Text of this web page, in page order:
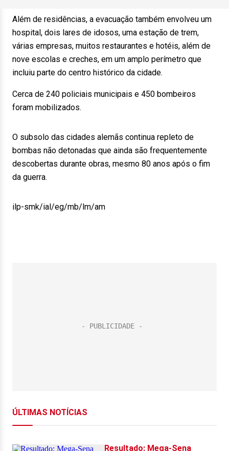
Além de residências, a evacuação também envolveu um
hospital, dois lares de idosos, uma estação de trem,
várias empresas, muitos restaurantes e hotéis, além de
nove escolas e creches, em um amplo perímetro que
incluiu parte do centro histórico da cidade.
Cerca de 240 policiais municipais e 450 bombeiros
foram mobilizados.
O subsolo das cidades alemãs continua repleto de
bombas não detonadas que ainda são frequentemente
descobertas durante obras, mesmo 80 anos após o fim
da guerra.
ilp-smk/ial/eg/mb/lm/am